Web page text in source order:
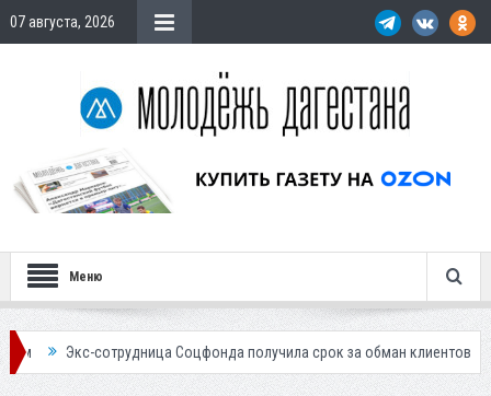
07 августа, 2026
Меню
Экс-сотрудница Соцфонда получила срок за обман клиентов